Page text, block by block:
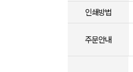
인쇄방법
주문안내